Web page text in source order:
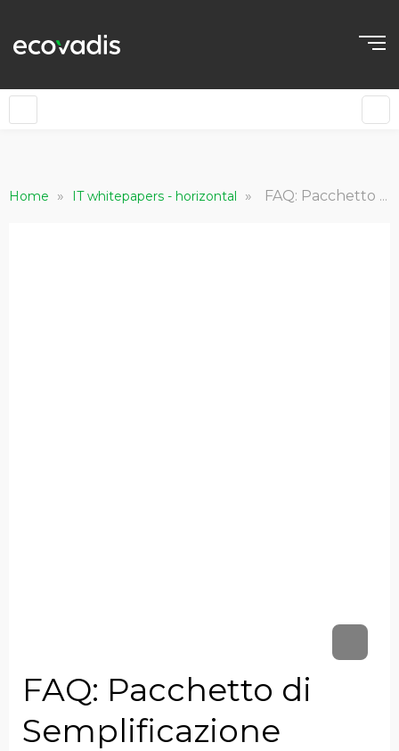
Home » IT whitepapers - horizontal » FAQ: Pacchetto di Semplificazione Omnibus
FAQ: Pacchetto di
Semplificazione